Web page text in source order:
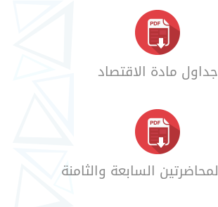
جداول مادة الاقتصاد